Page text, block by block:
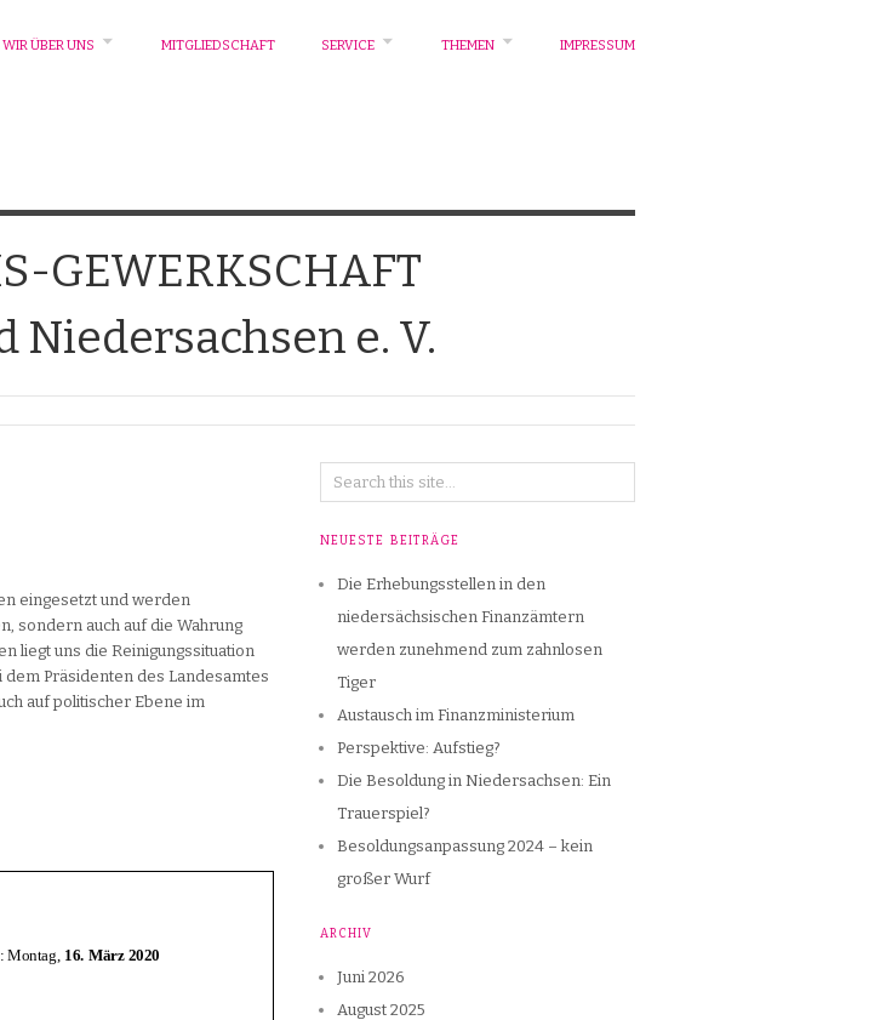
WIR ÜBER UNS MITGLIEDSCHAFT SERVICE THEMEN IMPRESSUM
GEWERKSCHAFT
Niedersachsen e. V.
eingesetzt und werden
sondern auch auf die Wahrung
liegt uns die Reinigungssituation
Präsidenten des Landesamtes
auf politischer Ebene im
NEUESTE BEITRÄGE
Die Erhebungsstellen in den
niedersächsischen Finanzämtern
werden zunehmend zum zahnlosen
Tiger
Austausch im Finanzministerium
Perspektive: Aufstieg?
Die Besoldung in Niedersachsen: Ein
Trauerspiel?
Besoldungsanpassung 2024 – kein
großer Wurf
ARCHIV
Juni 2026
August 2025